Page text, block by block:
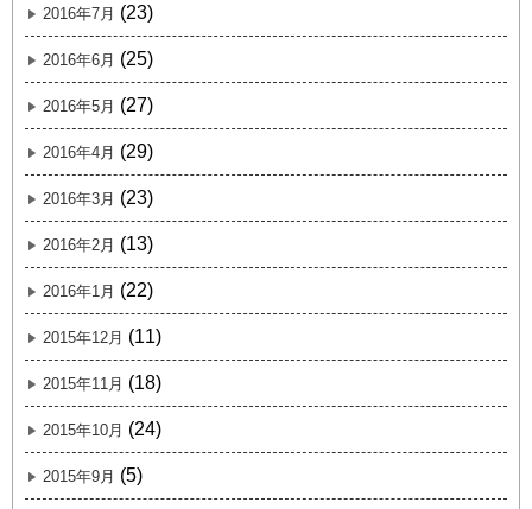
2016年7月 (23)
2016年6月 (25)
2016年5月 (27)
2016年4月 (29)
2016年3月 (23)
2016年2月 (13)
2016年1月 (22)
2015年12月 (11)
2015年11月 (18)
2015年10月 (24)
2015年9月 (5)